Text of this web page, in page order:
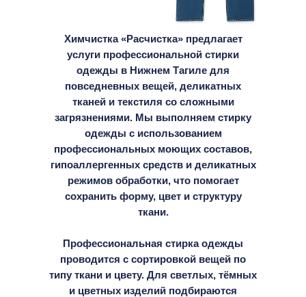
Химчистка «Расчистка» предлагает
услуги профессиональной стирки
одежды в Нижнем Тагиле для
повседневных вещей, деликатных
тканей и текстиля со сложными
загрязнениями. Мы выполняем стирку
одежды с использованием
профессиональных моющих составов,
гипоаллергенных средств и деликатных
режимов обработки, что помогает
сохранить форму, цвет и структуру
ткани.
Профессиональная стирка одежды
проводится с сортировкой вещей по
типу ткани и цвету. Для светлых, тёмных
и цветных изделий подбираются